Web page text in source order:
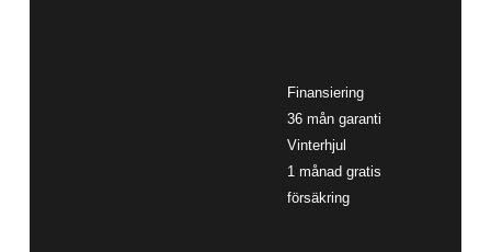
Finansiering
36 mån garanti
Vinterhjul
1 månad gratis
försäkring